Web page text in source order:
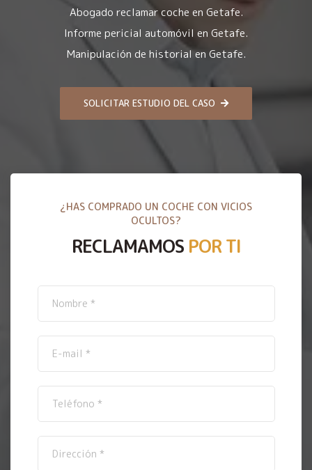
Abogado reclamar coche en Getafe.
Informe pericial automóvil en Getafe.
Manipulación de historial en Getafe.
SOLICITAR ESTUDIO DEL CASO
¿HAS COMPRADO UN COCHE CON VICIOS
OCULTOS?
RECLAMAMOS POR TI